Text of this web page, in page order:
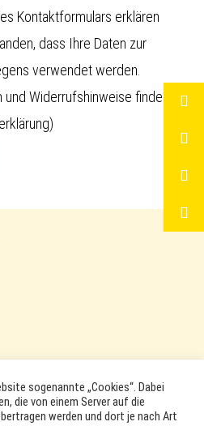
Kontaktformulars erklären
dass Ihre Daten zur
verwendet werden.
Widerrufshinweise finden
)
sogenannte „Cookies“. Dabei
die von einem Server auf die
werden und dort je nach Art